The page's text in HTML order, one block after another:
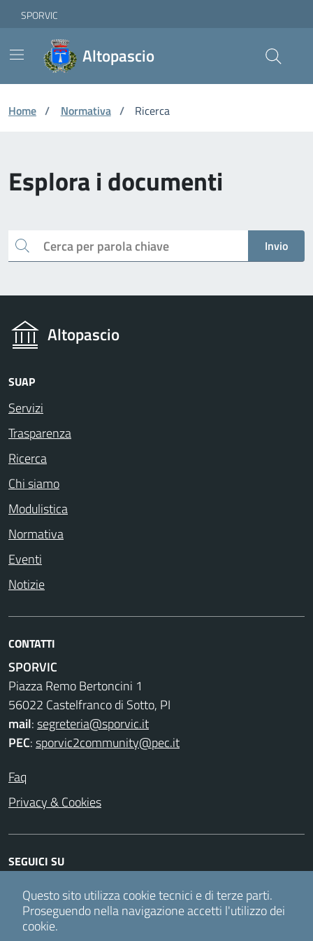
Skip to Main Content
Vai ai contenuti
Vai al footer
SPORVIC
Altopascio
Home / Normativa / Ricerca
Esplora i documenti
Cerca Invio
Altopascio
SUAP
Servizi
Trasparenza
Ricerca
Chi siamo
Modulistica
Normativa
Eventi
Notizie
CONTATTI
SPORVIC
Piazza Remo Bertoncini 1
56022 Castelfranco di Sotto, PI
mail:segreteria@sporvic.it
PEC:sporvic2community@pec.it
Faq
Privacy & Cookies
SEGUICI SU
FacebookInstagramTwitter Youtube
Questo sito utilizza cookie tecnici e di terze parti.
Proseguendo nella navigazione accetti l'utilizzo dei
cookie.